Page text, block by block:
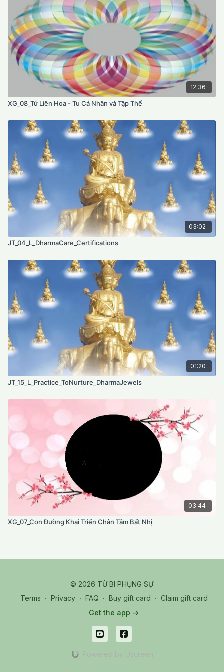
12:36
XG_08_Tứ Liên Hoa - Tu Cá Nhân và Tập Thể
03:02
JT_04_L_DharmaCare_Certifications
01:20
JT_15_L_Practice_ToNurture_DharmaJewels
03:44
XG_07_Con Đường Khai Triển Chân Tâm Bất Nhị
© 2026 TỪ BI PHỤNG SỰ
Terms ∙ Privacy ∙ FAQ ∙ Buy gift card ∙ Claim gift card
Get the app ->
Powered by Uscreen